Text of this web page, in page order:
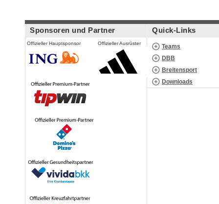
Sponsoren und Partner
Offizieller Hauptsponsor Offizieller Ausrüster
Quick-Links
Teams
DBB
Breitensport
Downloads